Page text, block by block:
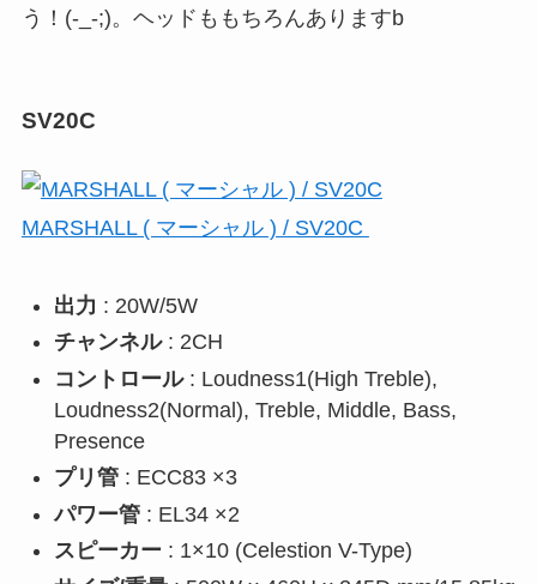
う！(-_-;)。ヘッドももちろんありますb
SV20C
MARSHALL ( マーシャル ) / SV20C
出力 : 20W/5W
チャンネル: 2CH
コントロール: Loudness1(High Treble),
Loudness2(Normal), Treble, Middle, Bass,
Presence
プリ管: ECC83 ×3
パワー管: EL34 ×2
スピーカー : 1×10 (Celestion V-Type)